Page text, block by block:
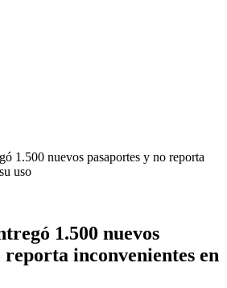
1.500 nuevos pasaportes y no reporta
uso
1.500 nuevos
reporta inconvenientes en